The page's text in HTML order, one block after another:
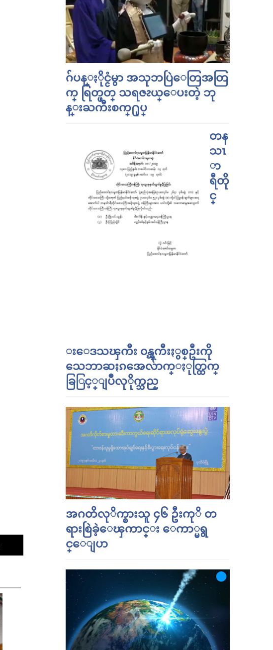
ဂ်ပန္ႏိုင္ငံမွာ အသုဘပြဲေတြအတြ
က္ ရြတ္ဖတ္ သရဇၩယ္ေပးတဲ့ ဘု
န္းႀကီးစက္႐ုပ္
တန
သၤ
ာ
ရီတို
င္
းေဒသၾကီး ၀န္ၾကီးႏွစ္ဦးကို
သေဘာဆႏၵအေလ်ာက္ႏုတ္ထြက္
ခြြင့္ျပဳလုိုက္သည္
အဂတိလုိက္စားသူ ၄၆ ဦးကုိ တ
ရားစြဲခဲ့ေၾကာင္း ေကာ္မရွ
င္ေျပာ